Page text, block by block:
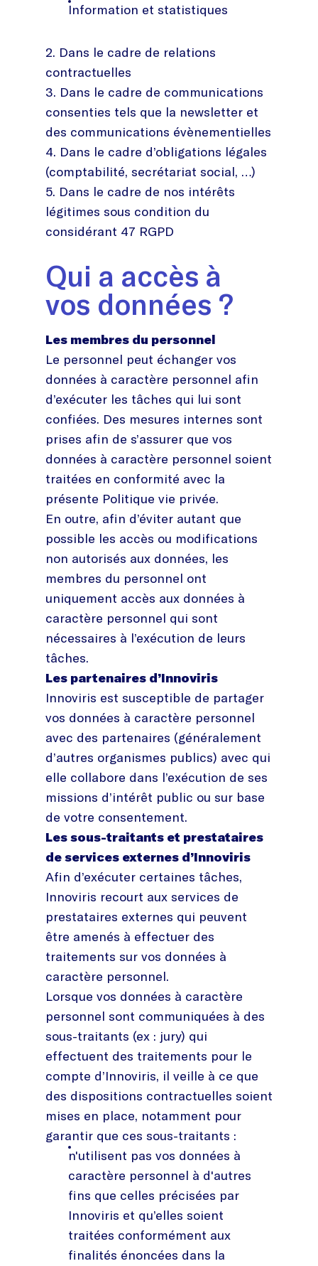
Information et statistiques
2. Dans le cadre de relations
contractuelles
3. Dans le cadre de communications
consenties tels que la newsletter et
des communications évènementielles
4. Dans le cadre d’obligations légales
(comptabilité, secrétariat social, …)
5. Dans le cadre de nos intérêts
légitimes sous condition du
considérant 47 RGPD
Qui a accès à
vos données ?
Les membres du personnel
Le personnel peut échanger vos
données à caractère personnel afin
d’exécuter les tâches qui lui sont
confiées. Des mesures internes sont
prises afin de s’assurer que vos
données à caractère personnel soient
traitées en conformité avec la
présente Politique vie privée.
En outre, afin d’éviter autant que
possible les accès ou modifications
non autorisés aux données, les
membres du personnel ont
uniquement accès aux données à
caractère personnel qui sont
nécessaires à l’exécution de leurs
tâches.
Les partenaires d’Innoviris
Innoviris est susceptible de partager
vos données à caractère personnel
avec des partenaires (généralement
d’autres organismes publics) avec qui
elle collabore dans l’exécution de ses
missions d’intérêt public ou sur base
de votre consentement.
Les sous-traitants et prestataires
de services externes d’Innoviris
Afin d’exécuter certaines tâches,
Innoviris recourt aux services de
prestataires externes qui peuvent
être amenés à effectuer des
traitements sur vos données à
caractère personnel.
Lorsque vos données à caractère
personnel sont communiquées à des
sous-traitants (ex : jury) qui
effectuent des traitements pour le
compte d’Innoviris, il veille à ce que
des dispositions contractuelles soient
mises en place, notamment pour
garantir que ces sous-traitants :
n'utilisent pas vos données à
caractère personnel à d'autres
fins que celles précisées par
Innoviris et qu’elles soient
traitées conformément aux
finalités énoncées dans la